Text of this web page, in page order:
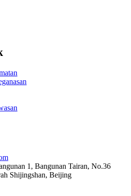
1, Bangunan Tairan, No.36
Shijingshan, Beijing